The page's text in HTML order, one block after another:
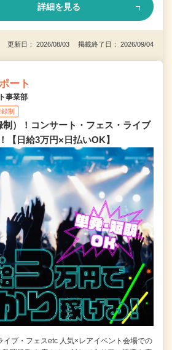
詳細を見る
更新日： 2026/08/03 掲載終了日： 2026/09/04
ート
事業部
録制
）！コンサート・フェス・ライブ
【日給3万円×日払いOK】
イブ・フェスetc 人気×レアイベント会場での